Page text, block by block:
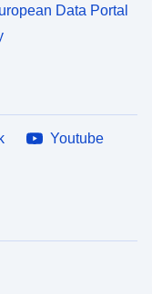
Data Portal
Youtube